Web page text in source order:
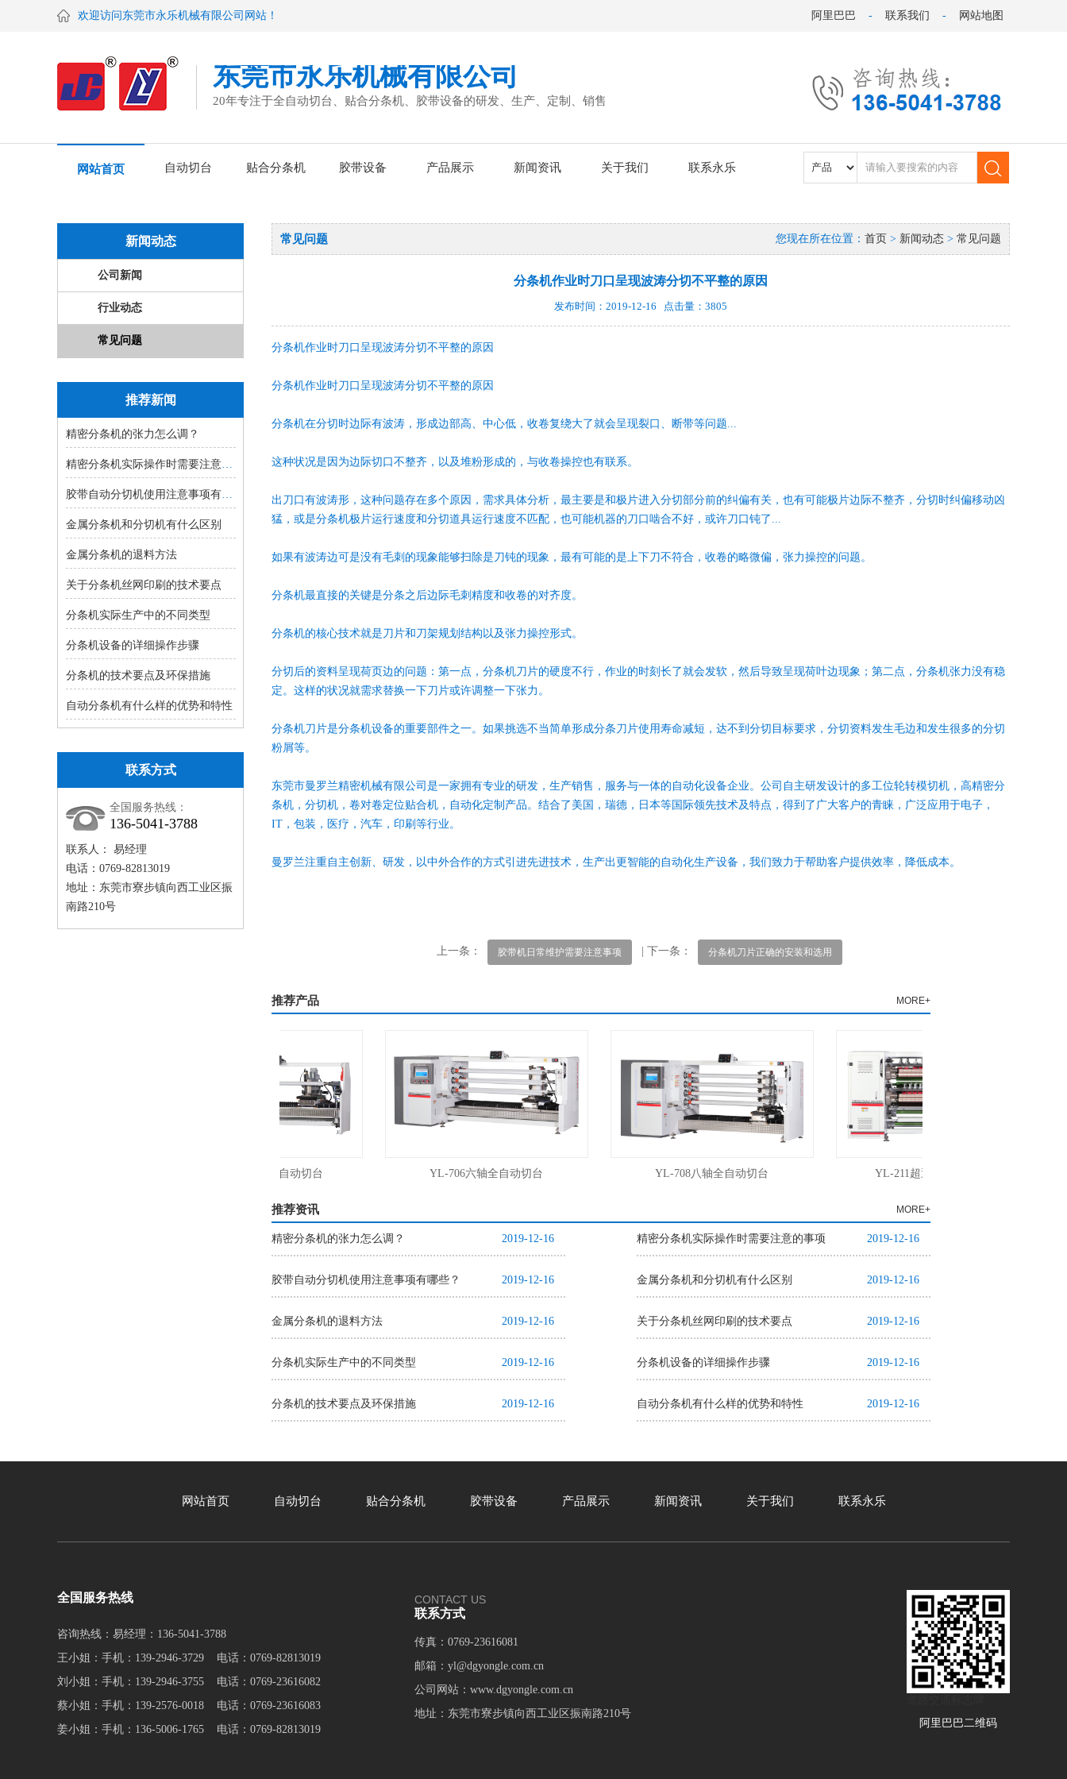
欢迎访问东莞市永乐机械有限公司网站！ 阿里巴巴 - 联系我们 - 网站地图
东莞市永乐机械有限公司
20年专注于全自动切台、贴合分条机、胶带设备的研发、生产、定制、销售
网站首页 自动切台 贴合分条机 胶带设备 产品展示 新闻资讯 关于我们 联系永乐
新闻动态
公司新闻
行业动态
常见问题
推荐新闻
精密分条机的张力怎么调？
精密分条机实际操作时需要注意的事...
胶带自动分切机使用注意事项有哪些...
金属分条机和分切机有什么区别
金属分条机的退料方法
关于分条机丝网印刷的技术要点
分条机实际生产中的不同类型
分条机设备的详细操作步骤
分条机的技术要点及环保措施
自动分条机有什么样的优势和特性
联系方式
全国服务热线：
136-5041-3788
联系人： 易经理
电话：0769-82813019
地址：东莞市寮步镇向西工业区振
南路210号
您现在所在位置： 首页 > 新闻动态 > 常见问题
常见问题
分条机作业时刀口呈现波涛分切不平整的原因
发布时间：2019-12-16 点击量：3805
分条机作业时刀口呈现波涛分切不平整的原因
分条机作业时刀口呈现波涛分切不平整的原因
分条机在分切时边际有波涛，形成边部高、中心低，收卷复绕大了就会呈现裂口、断带等问题...
这种状况是因为边际切口不整齐，以及堆粉形成的，与收卷操控也有联系。
出刀口有波涛形，这种问题存在多个原因，需求具体分析，最主要是和极片进入分切部分前的纠偏有关，也有可能极片边际不整齐，分切时纠偏移动凶
猛，或是分条机极片运行速度和分切道具运行速度不匹配，也可能机器的刀口啮合不好，或许刀口钝了...
如果有波涛边可是没有毛刺的现象能够扫除是刀钝的现象，最有可能的是上下刀不符合，收卷的略微偏，张力操控的问题。
分条机最直接的关键是分条之后边际毛刺精度和收卷的对齐度。
分条机的核心技术就是刀片和刀架规划结构以及张力操控形式。
分切后的资料呈现荷页边的问题：第一点，分条机刀片的硬度不行，作业的时刻长了就会发软，然后导致呈现荷叶边现象；第二点，分条机张力没有稳
定。这样的状况就需求替换一下刀片或许调整一下张力。
分条机刀片是分条机设备的重要部件之一。如果挑选不当简单形成分条刀片使用寿命减短，达不到分切目标要求，分切资料发生毛边和发生很多的分切
粉屑等。
东莞市曼罗兰精密机械有限公司是一家拥有专业的研发，生产销售，服务与一体的自动化设备企业。公司自主研发设计的多工位轮转模切机，高精密分
条机，分切机，卷对卷定位贴合机，自动化定制产品。结合了美国，瑞德，日本等国际领先技术及特点，得到了广大客户的青睐，广泛应用于电子，
IT，包装，医疗，汽车，印刷等行业。
曼罗兰注重自主创新、研发，以中外合作的方式引进先进技术，生产出更智能的自动化生产设备，我们致力于帮助客户提供效率，降低成本。
上一条： 胶带机日常维护需要注意事项 | 下一条： 分条机刀片正确的安装和选用
推荐产品 MORE+
YL-701单轴切全自动切台 YL-706六轴全自动切台 YL-708八轴全自动切台 YL-211超透明分条机设备
推荐资讯 MORE+
精密分条机的张力怎么调？ 2019-12-16 精密分条机实际操作时需要注意的事项 2019-12-16
胶带自动分切机使用注意事项有哪些？ 2019-12-16 金属分条机和分切机有什么区别 2019-12-16
金属分条机的退料方法 2019-12-16 关于分条机丝网印刷的技术要点 2019-12-16
分条机实际生产中的不同类型 2019-12-16 分条机设备的详细操作步骤 2019-12-16
分条机的技术要点及环保措施 2019-12-16 自动分条机有什么样的优势和特性 2019-12-16
网站首页 自动切台 贴合分条机 胶带设备 产品展示 新闻资讯 关于我们 联系永乐
全国服务热线
咨询热线：易经理：136-5041-3788
王小姐：手机：139-2946-3729 电话：0769-82813019
刘小姐：手机：139-2946-3755 电话：0769-23616082
蔡小姐：手机：139-2576-0018 电话：0769-23616083
姜小姐：手机：136-5006-1765 电话：0769-82813019
CONTACT US
联系方式
传真：0769-23616081
邮箱： yl@dgyongle.com.cn
公司网站： www.dgyongle.com.cn
地址：东莞市寮步镇向西工业区振南路210号
阿里巴巴二维码